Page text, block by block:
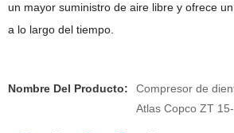
un mayor suministro de aire libre y ofrece
a lo largo del tiempo.
Nombre Del Producto:
Compresor de
Atlas Copco ZT